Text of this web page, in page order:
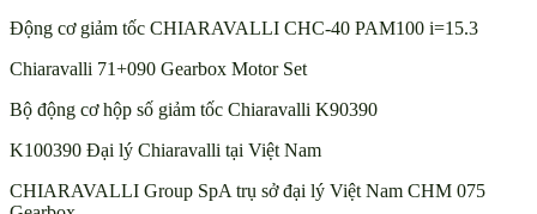
Động cơ giảm tốc CHIARAVALLI CHC-40 PAM100 i=15.3
Chiaravalli 71+090 Gearbox Motor Set
Bộ động cơ hộp số giảm tốc Chiaravalli K90390
K100390 Đại lý Chiaravalli tại Việt Nam
CHIARAVALLI Group SpA trụ sở đại lý Việt Nam CHM 075